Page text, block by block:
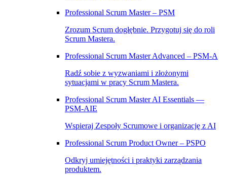
Professional Scrum Master – PSM
Zrozum Scrum dogłębnie. Przygotuj się do roli
Scrum Mastera.
Professional Scrum Master Advanced – PSM‑A
Radź sobie z wyzwaniami i złożonymi
sytuacjami w pracy Scrum Mastera.
Professional Scrum Master AI Essentials —
PSM-AIE
Wspieraj Zespoły Scrumowe i organizację z AI
Professional Scrum Product Owner – PSPO
Odkryj umiejętności i praktyki zarządzania
produktem.